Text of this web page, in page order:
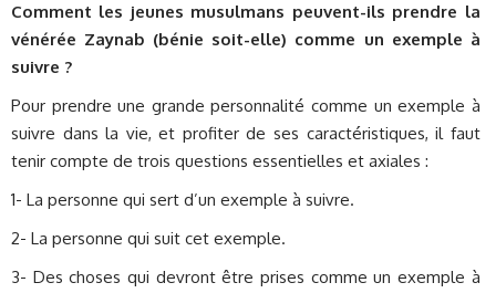
Comment les jeunes musulmans peuvent-ils prendre la
vénérée Zaynab (bénie soit-elle) comme un exemple à
suivre ?
Pour prendre une grande personnalité comme un exemple à
suivre dans la vie, et profiter de ses caractéristiques, il faut
tenir compte de trois questions essentielles et axiales :
1- La personne qui sert d’un exemple à suivre.
2- La personne qui suit cet exemple.
3- Des choses qui devront être prises comme un exemple à